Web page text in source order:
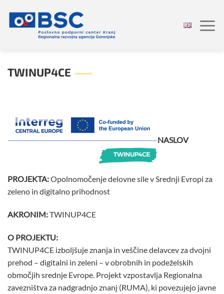
vsebino
TWINUP4CE
NASLOV
PROJEKTA:Opolnomočenje delovne sile v Srednji Evropi za
zeleno in digitalno prihodnost
AKRONIM:TWINUP4CE
O PROJEKTU:
TWINUP4CE izboljšuje znanja in veščine delavcev za dvojni
prehod – digitalni in zeleni – v obrobnih in podeželskih
območjih srednje Evrope.​ Projekt vzpostavlja Regionalna
zavezništva za nadgradnjo znanj (RUMA), ki povezujejo javne